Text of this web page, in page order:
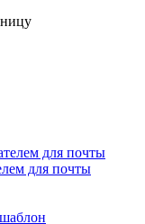
для почты